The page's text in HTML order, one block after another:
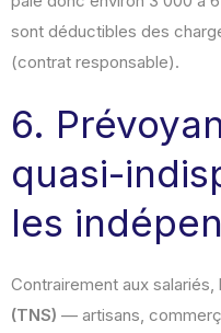
sont déductibles des
(contrat responsable).
6.
quasi-
les
Contrairement aux salariés,
(TNS) — artisans,